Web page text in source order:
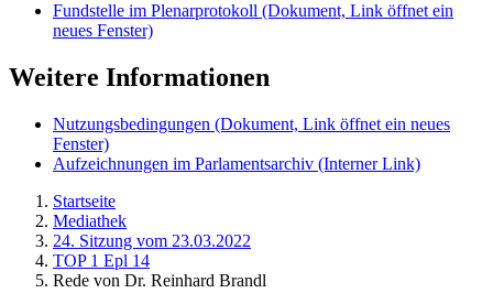
Fundstelle im Plenarprotokoll (Dokument, Link öffnet ein
neues Fenster)
Weitere Informationen
Nutzungsbedingungen (Dokument, Link öffnet ein neues
Fenster)
Aufzeichnungen im Parlamentsarchiv (Interner Link)
Startseite
Mediathek
24. Sitzung vom 23.03.2022
TOP 1 Epl 14
Rede von Dr. Reinhard Brandl